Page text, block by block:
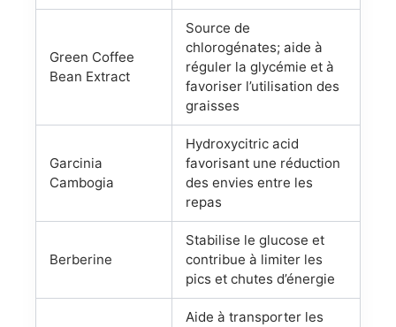
Green Coffee
Bean Extract
Source de
chlorogénates; aide à
réguler la glycémie et à
favoriser l’utilisation des
graisses
Garcinia
Cambogia
Hydroxycitric acid
favorisant une réduction
des envies entre les
repas
Berberine
Stabilise le glucose et
contribue à limiter les
pics et chutes d’énergie
Aide à transporter les